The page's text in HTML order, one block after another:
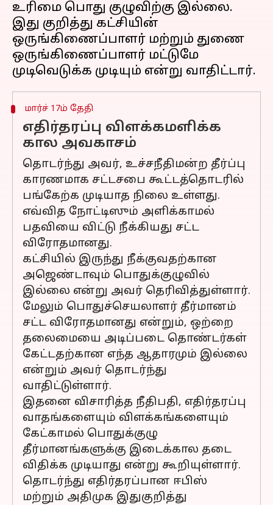
உரிமை பொது குழுவிற்கு இல்லை.
இது குறித்து கட்சியின்
ஒருங்கிணைப்பாளர் மற்றும் துணை
ஒருங்கிணைப்பாளர் மட்டுமே
மார்ச் 17ம் தேதி
எதிர்தரப்பு விளக்கமளிக்க
கால அவகாசம்
தொடர்ந்து அவர், உச்சநீதிமன்ற தீர்ப்பு
காரணமாக சட்டசபை கூட்டத்தொடரில்
பங்கேற்க முடியாத நிலை உள்ளது.
எவ்வித நோட்டிஸும் அளிக்காமல்
பதவியை விட்டு நீக்கியது சட்ட
விரோதமானது.
கட்சியில் இருந்து நீக்குவதற்கான
அஜெண்டாவும் பொதுக்குழுவில்
இல்லை என்று அவர் தெரிவித்துள்ளார்.
மேலும் பொதுச்செயலாளர் தீர்மானம்
சட்ட விரோதமானது என்றும், ஒற்றை
தலைமையை அடிப்படை தொண்டர்கள்
கேட்டதற்கான எந்த ஆதாரமும் இல்லை
என்றும் அவர் தொடர்ந்து
வாதிட்டுள்ளார்.
இதனை விசாரித்த நீதிபதி, எதிர்தரப்பு
வாதங்களையும் விளக்கங்களையும்
கேட்காமல் பொதுக்குழு
தீர்மானங்களுக்கு இடைக்கால தடை
விதிக்க முடியாது என்று கூறியுள்ளார்.
தொடர்ந்து எதிர்தரப்பான ஈபிஸ்
மற்றும் அதிமுக இதுகுறித்து